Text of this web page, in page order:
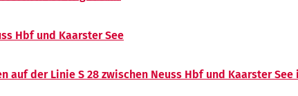
Hbf und Kaarster See
auf der Linie S 28 zwischen Neuss Hbf und Kaarster